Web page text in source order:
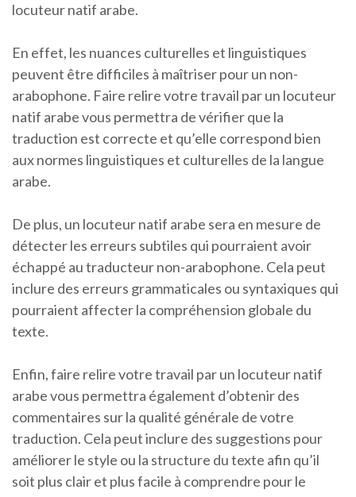
locuteur natif arabe.
En effet, les nuances culturelles et linguistiques
peuvent être difficiles à maîtriser pour un non-
arabophone. Faire relire votre travail par un locuteur
natif arabe vous permettra de vérifier que la
traduction est correcte et qu’elle correspond bien
aux normes linguistiques et culturelles de la langue
arabe.
De plus, un locuteur natif arabe sera en mesure de
détecter les erreurs subtiles qui pourraient avoir
échappé au traducteur non-arabophone. Cela peut
inclure des erreurs grammaticales ou syntaxiques qui
pourraient affecter la compréhension globale du
texte.
Enfin, faire relire votre travail par un locuteur natif
arabe vous permettra également d’obtenir des
commentaires sur la qualité générale de votre
traduction. Cela peut inclure des suggestions pour
améliorer le style ou la structure du texte afin qu’il
soit plus clair et plus facile à comprendre pour le